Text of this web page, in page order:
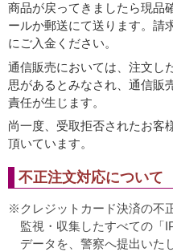
商品が戻ってきましたら現品
ールか郵送にて送ります。請
にご入金ください。
通信販売においては、注文し
思があるとみなされ、通信販
責任が生じます。
尚一度、受取拒否されたお客
頂いています。
不正注文対応について
クレジットカード決済の不
監視・収集したすべての「
データを、警察へ提出いた